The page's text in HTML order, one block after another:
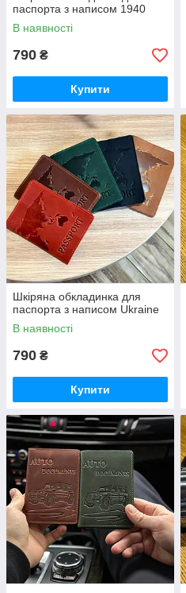
паспорта з написом 1940
В наявності
790 ₴
Купити
Шкіряна обкладинка для
паспорта з написом Ukraine
В наявності
790 ₴
Купити